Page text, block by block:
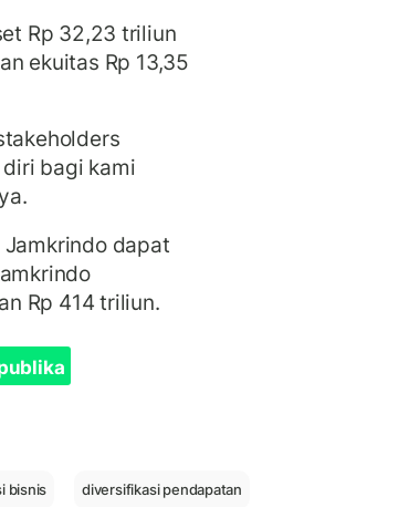
Rp 32,23 triliun
ekuitas Rp 13,35
bagi kami
dapat
Rp 414 triliun.
bisnis diversifikasi pendapatan